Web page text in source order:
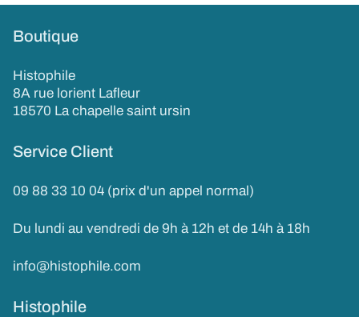
Boutique
Histophile
8A rue lorient Lafleur
18570 La chapelle saint ursin
Service Client
09 88 33 10 04 (prix d'un appel normal)
Du lundi au vendredi de 9h à 12h et de 14h à 18h
info@histophile.com
Histophile